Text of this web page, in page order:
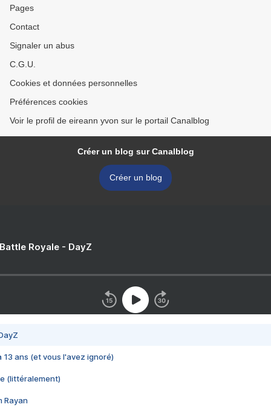
Pages
Contact
Signaler un abus
C.G.U.
Cookies et données personnelles
Préférences cookies
Voir le profil de eireann yvon sur le portail Canalblog
Créer un blog sur Canalblog
Créer un blog
Royale - DayZ
13 ans (et vous l'avez ignoré)
(littéralement)
Rayan